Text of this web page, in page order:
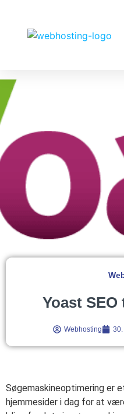
Yoast
Webhosting
Søgemaskineoptimering er
hjemmesider i dag for at